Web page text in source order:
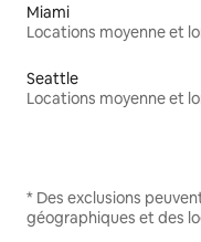
Miami
Seattle
* Des exclusions
géographiques et des